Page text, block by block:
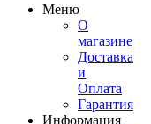
Меню
О
магазине
Доставка
и
Оплата
Гарантия
Информация